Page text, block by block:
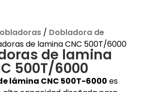
/ Dobladora de
de lamina CNC 500T/6000
de lamina
500T/6000
lámina CNC 500T-6000 es